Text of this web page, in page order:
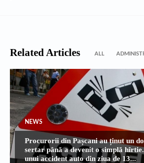
Related Articles ALL
NEWS
Procurorii din Pașcani au ținut un
sertar până a devenit o simplă hîrtie.
unui accident auto din ziua de 13...